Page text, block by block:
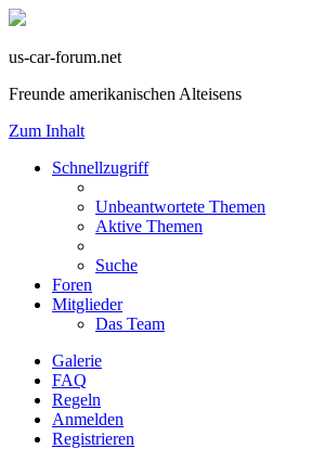
us-car-forum.net
Freunde amerikanischen Alteisens
Zum Inhalt
Schnellzugriff
Unbeantwortete Themen
Aktive Themen
Suche
Foren
Mitglieder
Das Team
Galerie
FAQ
Regeln
Anmelden
Registrieren